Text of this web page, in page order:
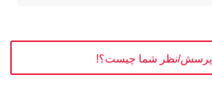
پرسش/نظر شما چیست؟!